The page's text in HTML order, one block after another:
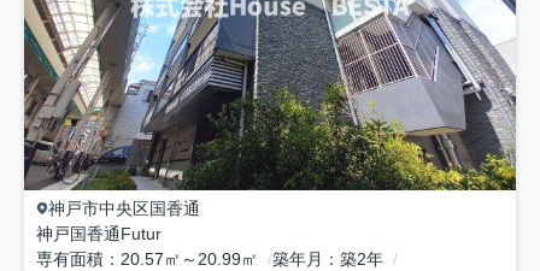
神戸市中央区国香通
神戸国香通Futur
専有面積
20.57㎡～20.99㎡ 築年月
築2年